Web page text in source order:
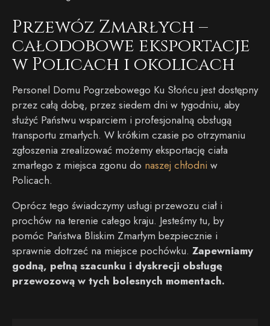
Przewóz Zmarłych –
całodobowe eksportacje
w Policach i okolicach
Personel Domu Pogrzebowego Ku Słońcu jest dostępny
przez całą dobę, przez siedem dni w tygodniu, aby
służyć Państwu wsparciem i profesjonalną obsługą
transportu zmarłych. W krótkim czasie po otrzymaniu
zgłoszenia zrealizować możemy eksportację ciała
zmarłego z miejsca zgonu do naszej chłodni w
Policach.
Oprócz tego świadczymy usługi przewozu ciał i
prochów na terenie całego kraju. Jesteśmy tu, by
pomóc Państwa Bliskim Zmarłym bezpiecznie i
sprawnie dotrzeć na miejsce pochówku. Zapewniamy
godną, pełną szacunku i dyskrecji obsługę
przewozową w tych bolesnych momentach.